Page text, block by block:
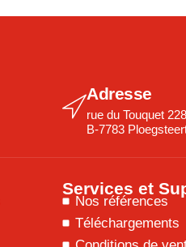
Adresse
rue du Touquet 228
B-7783
Services et
Nos références
Téléchargements